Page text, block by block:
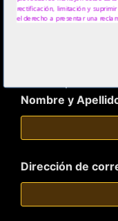
Nombre y
Dirección de
rectificación, limitación y
el derecho a presentar una